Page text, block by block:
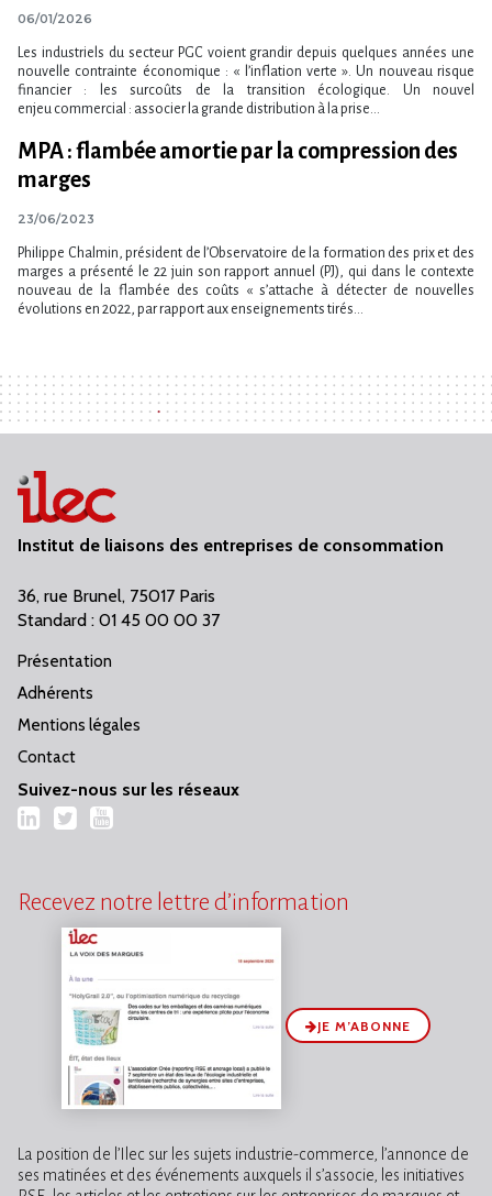
06/01/2026
Les industriels du secteur PGC voient grandir depuis quelques années une
nouvelle contrainte économique : « l’inflation verte ». Un nouveau risque
financier : les surcoûts de la transition écologique. Un nouvel
enjeu commercial : associer la grande distribution à la prise...
MPA : flambée amortie par la compression des
marges
23/06/2023
Philippe Chalmin, président de l’Observatoire de la formation des prix et des
marges a présenté le 22 juin son rapport annuel (PJ), qui dans le contexte
nouveau de la flambée des coûts « s’attache à détecter de nouvelles
évolutions en 2022, par rapport aux enseignements tirés...
Institut de liaisons des entreprises de consommation
36, rue Brunel, 75017 Paris
Standard : 01 45 00 00 37
Présentation
Adhérents
Mentions légales
Contact
Suivez-nous sur les réseaux
LinkedIn
TwitterYouTube
Recevez notre lettre d’information
JE M’ABONNE
La position de l’Ilec sur les sujets industrie-commerce, l’annonce de
ses matinées et des événements auxquels il s’associe, les initiatives